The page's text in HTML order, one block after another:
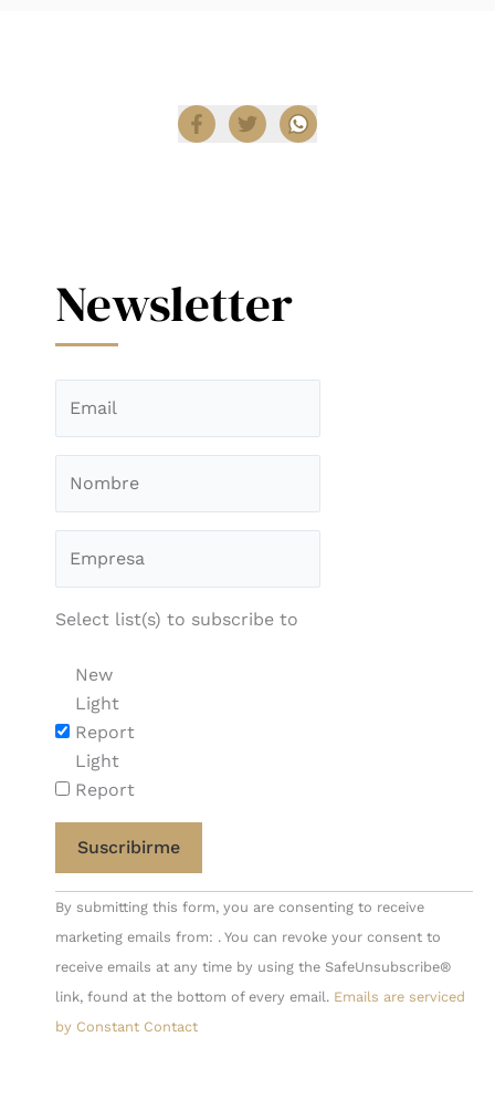
Newsletter
Select list(s) to subscribe to
New
Light
Report
Light
Report
Constant
Contact
Use.
Please
leave
By submitting this form, you are consenting to receive
marketing emails from: . You can revoke your consent to
receive emails at any time by using the SafeUnsubscribe®
link, found at the bottom of every email. Emails are serviced
by Constant Contact